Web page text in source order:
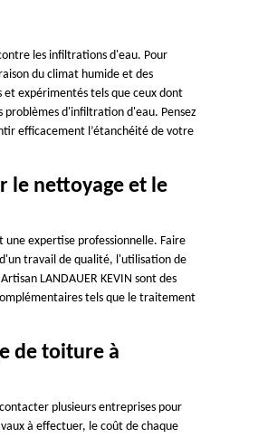
les infiltrations d'eau. Pour
du climat humide et des
expérimentés tels que ceux dont
problèmes d'infiltration d'eau. Pensez
efficacement l’étanchéité de votre
le nettoyage et le
expertise professionnelle. Faire
travail de qualité, l'utilisation de
LANDAUER KEVIN sont des
tels que le traitement
de toiture à
plusieurs entreprises pour
à effectuer, le coût de chaque